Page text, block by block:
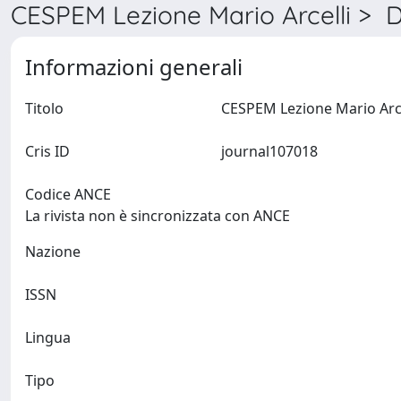
CESPEM Lezione Mario Arcelli >
Informazioni generali
Titolo
Cris ID
Codice ANCE
La rivista non è sincronizzata con ANCE
Nazione
ISSN
Lingua
Tipo